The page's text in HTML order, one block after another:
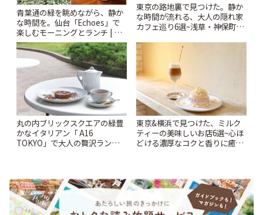
青葉通の緑を眺めながら、静か
な時間を。仙台「Echoes」で
楽しむモーニングとランチ | こ
とりっぷ
東京の路地裏で見つけた。静か
な時間が流れる、大人の隠れ家
カフェ巡り6選~浅草・神保町・
丸の内ブリックスクエアの緑豊
かなイタリアン「 A16
TOKYO」で大人の贅沢ランチ |
東京&横浜で見つけた、ミルク
ティーの美味しいお店6選~心ほ
どける濃厚なコクと香りに癒や